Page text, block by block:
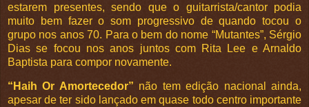
estarem presentes, sendo que o guitarrista/cantor podia
muito bem fazer o som progressivo de quando tocou o
grupo nos anos 70. Para o bem do nome “Mutantes”, Sérgio
Dias se focou nos anos juntos com Rita Lee e Arnaldo
Baptista para compor novamente.
“Haih Or Amortecedor” não tem edição nacional ainda,
apesar de ter sido lançado em quase todo centro importante